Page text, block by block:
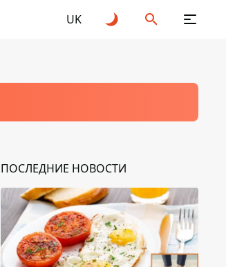
UK
ПОСЛЕДНИЕ НОВОСТИ